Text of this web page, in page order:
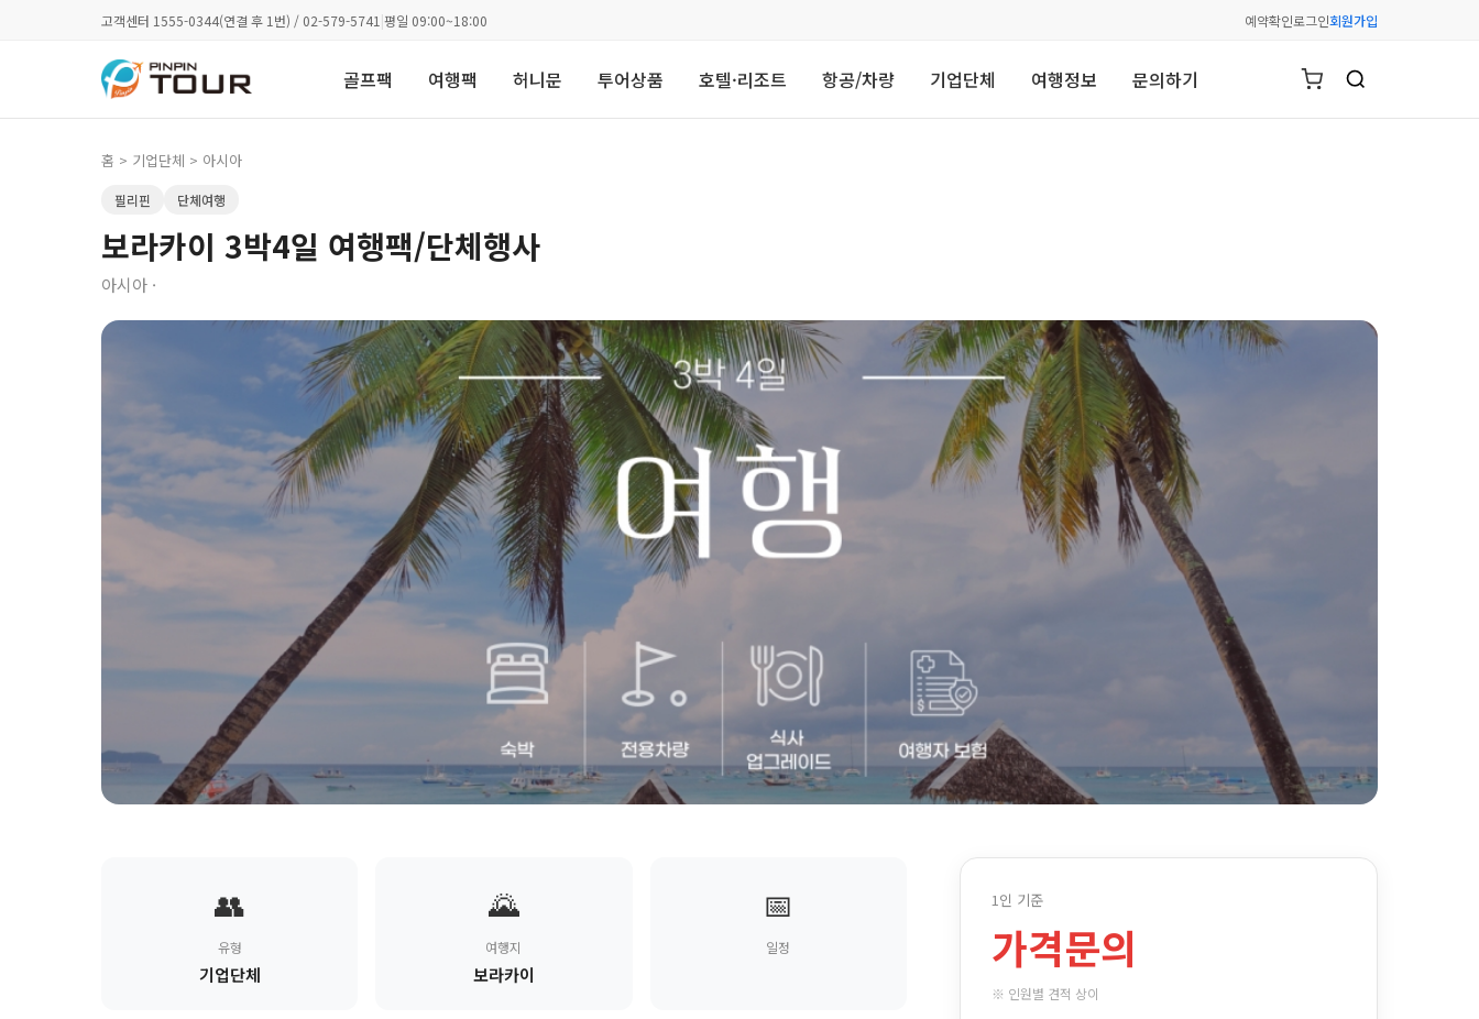
고객센터 1555-0344(연결 후 1번) / 02-579-5741 |평일 09:00~18:00 예약확인로그인회원가입
골프팩 여행팩 허니문 투어상품 호텔·리조트 항공/차량 기업단체 여행정보 문의하기
홈 > 기업단체 > 아시아
필리핀 단체여행
보라카이 3박4일 여행팩/단체행사
아시아 ·
👥
유형
기업단체
🌄
여행지
보라카이
📅
일정
1인 기준
가격문의
※ 인원별 견적 상이